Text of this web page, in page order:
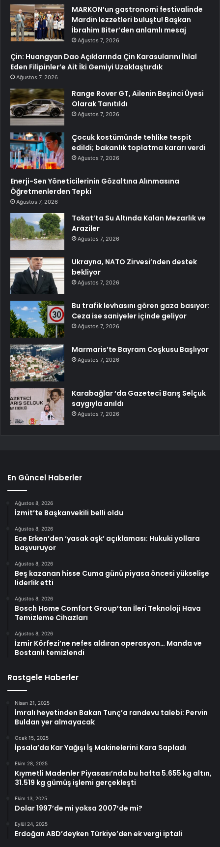
MARKON’un gastronomi festivalinde
Mardin lezzetleri buluştu! Başkan
İbrahim Biter’den anlamlı mesaj
Ağustos 7, 2026
Çin: Huangyan Dao Açıklarında Çin Karasularını İhlal
Eden Filipinler’e Ait İki Gemiyi Uzaklaştırdık
Ağustos 7, 2026
Range Rover GT, Ailenin Beşinci Üyesi
Olarak Tanıtıldı
Ağustos 7, 2026
Çocuk kostümünde tehlike tespit
edildi; bakanlık toplatma kararı verdi
Ağustos 7, 2026
Enerji-Sen Yöneticilerinin Gözaltına Alınmasına
Öğretmenlerden Tepki
Ağustos 7, 2026
Tokat’ta Su Altında Kalan Mezarlık ve
Araziler
Ağustos 7, 2026
Ukrayna, NATO Zirvesi’nden destek
bekliyor
Ağustos 7, 2026
Bu trafik levhasını gören gaza basıyor:
Ceza ise saniyeler içinde geliyor
Ağustos 7, 2026
Marmaris’te Bayram Coşkusu Başlıyor
Ağustos 7, 2026
Karabağlar ‘da Gazeteci Barış Selçuk
saygıyla anıldı
Ağustos 7, 2026
En Güncel Haberler
Ağustos 8, 2026
İzmit’te Başkanvekili belli oldu
Ağustos 8, 2026
Ece Erken’den ‘yasak aşk’ açıklaması: Hukuki yollara
başvuruyor
Ağustos 8, 2026
Beş kazanan hisse Cuma günü piyasa öncesi yükselişe
liderlik etti
Ağustos 8, 2026
Bosch Home Comfort Group’tan İleri Teknoloji Hava
Temizleme Cihazları
Ağustos 8, 2026
İzmir Körfezi’ne nefes aldıran operasyon… Manda ve
Bostanlı temizlendi
Rastgele Haberler
Nisan 21, 2025
İmralı heyetinden Bakan Tunç’a randevu talebi: Pervin
Buldan yer almayacak
Ocak 15, 2025
İpsala’da Kar Yağışı İş Makinelerini Kara Sapladı
Ekim 28, 2025
Kıymetli Madenler Piyasası’nda bu hafta 5.655 kg altın,
31.519 kg gümüş işlemi gerçekleşti
Ekim 13, 2025
Dolar 1997’de mi yoksa 2007’de mi?
Eylül 24, 2025
Erdoğan ABD’deyken Türkiye’den ek vergi iptali